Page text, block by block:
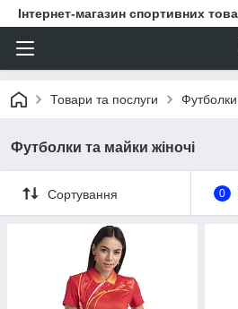
Інтернет-магазин спортивних
Товари та послуги Футболки
Футболки та майки жіночі
Сортування 0